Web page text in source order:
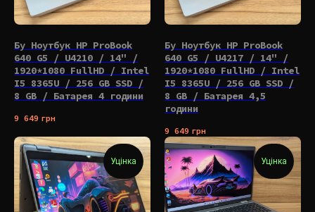
Бу Ноутбук HP ProBook
640 G5 / U4210 / 14" /
1920*1080 FullHD / Intel
I5 8365U / 256 GB SSD /
8 GB / Батарея 4 години
9 649 грн
Бу Ноутбук HP ProBook
640 G5 / U4217 / 14" /
1920*1080 FullHD / Intel
I5 8365U / 256 GB SSD /
8 GB / Батарея 4,5
години
9 649 грн
Уцінка Уцінка